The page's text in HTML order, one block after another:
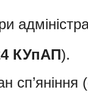
КУпАП).
сп’яніння (